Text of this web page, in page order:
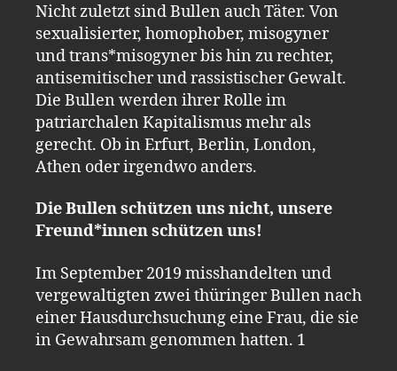
Nicht zuletzt sind Bullen auch Täter. Von
sexualisierter, homophober, misogyner
und trans*misogyner bis hin zu rechter,
antisemitischer und rassistischer Gewalt.
Die Bullen werden ihrer Rolle im
patriarchalen Kapitalismus mehr als
gerecht. Ob in Erfurt, Berlin, London,
Athen oder irgendwo anders.
Die Bullen schützen uns nicht, unsere
Freund*innen schützen uns!
Im September 2019 misshandelten und
vergewaltigten zwei thüringer Bullen nach
einer Hausdurchsuchung eine Frau, die sie
in Gewahrsam genommen hatten. 1